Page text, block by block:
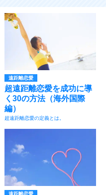
遠距離恋愛
超遠距離恋愛を成功に導
く30の方法（海外国際
編）
超遠距離恋愛の定義とは。
遠距離恋愛